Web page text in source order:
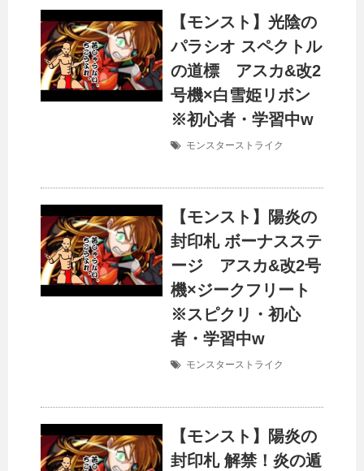
【モンスト】光陰の
パラシオ スペクトル
の道標 アスカ&改2
号機×白雪姫リボン
※初心者・学習中w
モンスターストライク
【モンスト】陽炎の
封印札 ボーナスステ
ージ アスカ&改2号
機×ジークフリート
※スピクリ・初心
者・学習中w
モンスターストライク
【モンスト】陽炎の
封印札 解禁！炎の遁